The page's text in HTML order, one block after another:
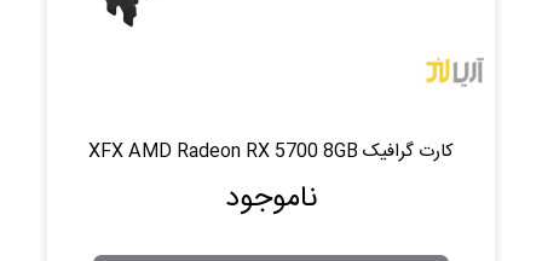
کارت گرافیک XFX AMD Radeon RX 5700 8GB
ناموجود